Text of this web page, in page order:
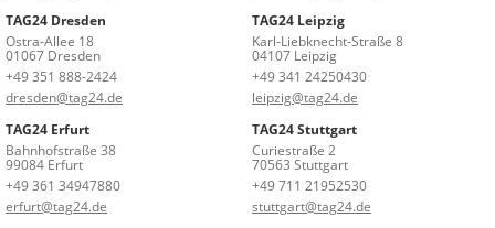
TAG24 Dresden
Ostra-Allee 18
01067 Dresden
+49 351 888-2424
dresden@tag24.de
TAG24 Leipzig
Karl-Liebknecht-Straße 8
04107 Leipzig
+49 341 24250430
leipzig@tag24.de
TAG24 Erfurt
Bahnhofstraße 38
99084 Erfurt
+49 361 34947880
erfurt@tag24.de
TAG24 Stuttgart
Curiestraße 2
70563 Stuttgart
+49 711 21952530
stuttgart@tag24.de